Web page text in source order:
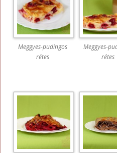
Meggyes-pudingos
rétes
Meggyes-
rétes